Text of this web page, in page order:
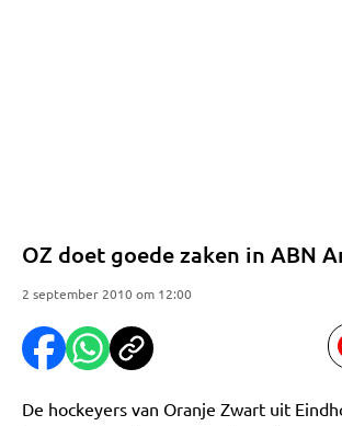
OZ doet goede zaken in ABN
2 september 2010 om 12:00
De hockeyers van Oranje Zwart uit